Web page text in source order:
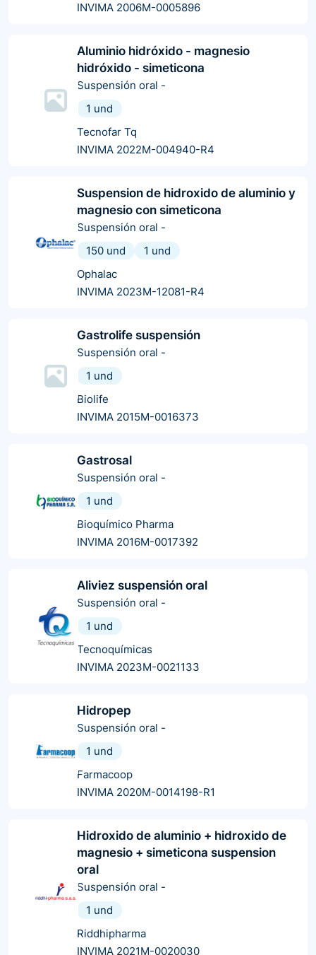
INVIMA 2006M-0005896
Aluminio hidróxido - magnesio
hidróxido - simeticona
Suspensión oral -
1 und
Tecnofar Tq
INVIMA 2022M-004940-R4
Suspension de hidroxido de aluminio y
magnesio con simeticona
Suspensión oral -
150 und
1 und
Ophalac
INVIMA 2023M-12081-R4
Gastrolife suspensión
Suspensión oral -
1 und
Biolife
INVIMA 2015M-0016373
Gastrosal
Suspensión oral -
1 und
Bioquímico Pharma
INVIMA 2016M-0017392
Aliviez suspensión oral
Suspensión oral -
1 und
Tecnoquímicas
INVIMA 2023M-0021133
Hidropep
Suspensión oral -
1 und
Farmacoop
INVIMA 2020M-0014198-R1
Hidroxido de aluminio + hidroxido de
magnesio + simeticona suspension
oral
Suspensión oral -
1 und
Riddhipharma
INVIMA 2021M-0020030